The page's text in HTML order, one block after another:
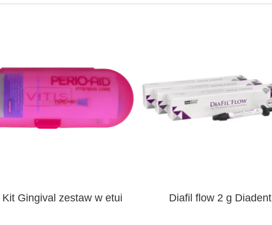
Gingival zestaw w etui Diafil flow 2 g Diadent